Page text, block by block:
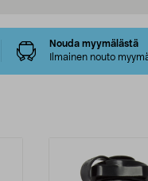
Nouda myymälästä
Ilmainen nouto